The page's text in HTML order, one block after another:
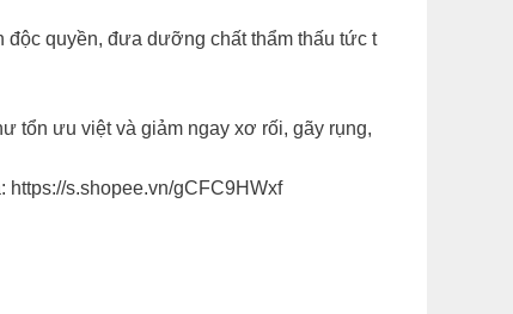
quyền, đưa dưỡng chất thẩm thấu tức t
tổn ưu việt và giảm ngay xơ rối, gãy rụng,
https://s.shopee.vn/gCFC9HWxf